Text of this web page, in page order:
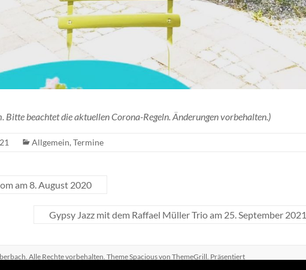
beachtet die aktuellen Corona-Regeln. Änderungen vorbehalten.)
Allgemein, Termine
am 8. August 2020
Gypsy Jazz mit dem Raffael Müller Trio am 25. September 2021
. Alle Rechte vorbehalten. ThemeSpaciousvon ThemeGrill. Präsentiert